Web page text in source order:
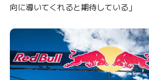
向に導いてくれると期待している」